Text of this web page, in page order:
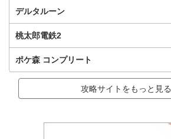
デルタルーン
桃太郎電鉄2
ポケ森 コンプリート
攻略サイトをもっと見る